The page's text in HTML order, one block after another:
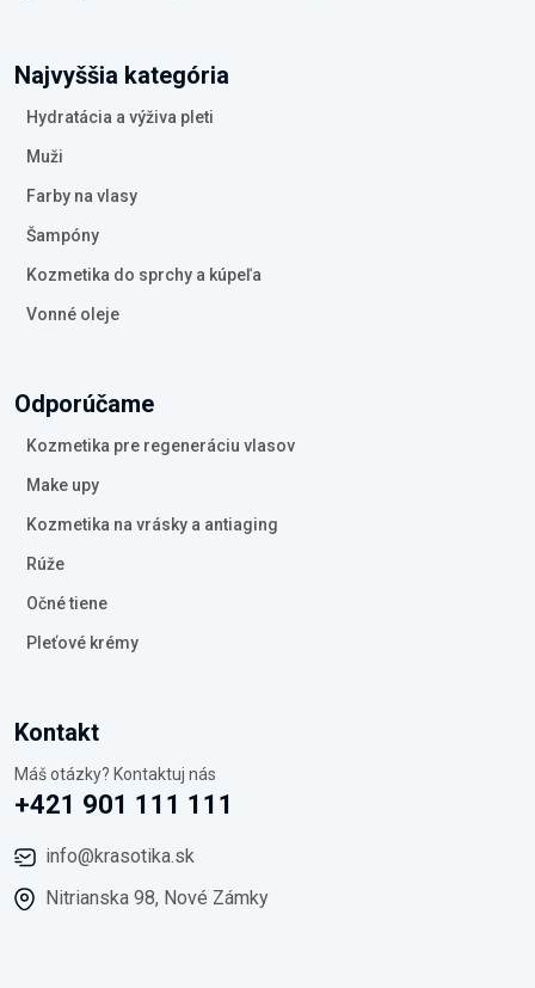
Najvyššia kategória
Hydratácia a výživa pleti
Muži
Farby na vlasy
Šampóny
Kozmetika do sprchy a kúpeľa
Vonné oleje
Odporúčame
Kozmetika pre regeneráciu vlasov
Make upy
Kozmetika na vrásky a antiaging
Rúže
Očné tiene
Pleťové krémy
Kontakt
Máš otázky? Kontaktuj nás
+421 901 111 111
info@krasotika.sk
Nitrianska 98, Nové Zámky